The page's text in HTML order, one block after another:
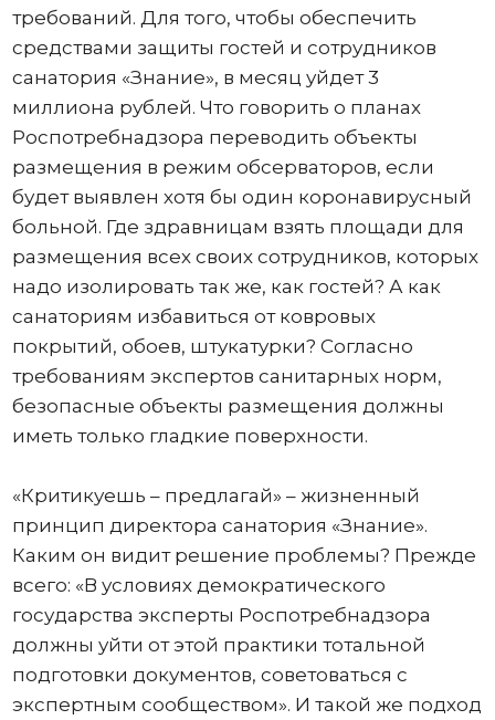
требований. Для того, чтобы обеспечить
средствами защиты гостей и сотрудников
санатория «Знание», в месяц уйдет 3
миллиона рублей. Что говорить о планах
Роспотребнадзора переводить объекты
размещения в режим обсерваторов, если
будет выявлен хотя бы один коронавирусный
больной. Где здравницам взять площади для
размещения всех своих сотрудников, которых
надо изолировать так же, как гостей? А как
санаториям избавиться от ковровых
покрытий, обоев, штукатурки? Согласно
требованиям экспертов санитарных норм,
безопасные объекты размещения должны
иметь только гладкие поверхности.
«Критикуешь – предлагай» – жизненный
принцип директора санатория «Знание».
Каким он видит решение проблемы? Прежде
всего: «В условиях демократического
государства эксперты Роспотребнадзора
должны уйти от этой практики тотальной
подготовки документов, советоваться с
экспертным сообществом». И такой же подход